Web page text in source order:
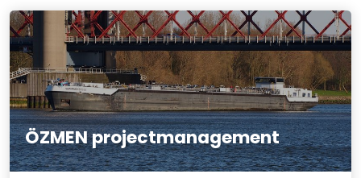
ÖZMEN projectmanagement